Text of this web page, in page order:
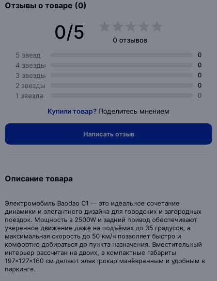
Отзывы о товаре (0)
0/5
0 отзывов
5 звезд
0
4 звезды 0
3 звезды 0
2 звезды 0
1 звезда 0
Купили товар? Поделитесь мнением
Написать отзыв
Описание товара
Электромобиль Baodao С1 — это идеальное сочетание
динамики и элегантного дизайна для городских и загородных
поездок. Мощность в 2500W и задний привод обеспечивают
уверенное движение даже на подъёмах до 35 градусов, а
максимальная скорость до 50 км/ч позволяет быстро и
комфортно добираться до пункта назначения. Вместительный
интерьер рассчитан на двоих, а компактные габариты
197×127×160 см делают электрокар манёвренным и удобным в
паркинге.